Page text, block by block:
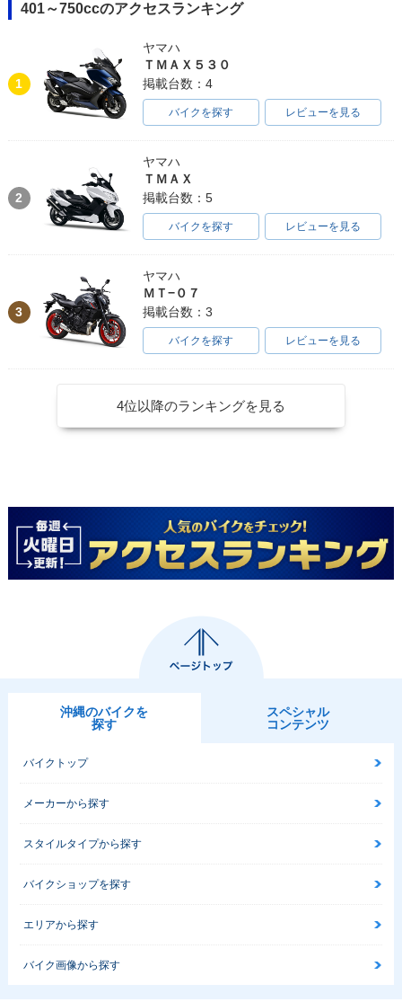
401～750ccのアクセスランキング
1
ヤマハ
ＴＭＡＸ５３０
掲載台数：4
バイクを探す レビューを見る
2
ヤマハ
ＴＭＡＸ
掲載台数：5
バイクを探す レビューを見る
3
ヤマハ
ＭＴ−０７
掲載台数：3
バイクを探す レビューを見る
4位以降のランキングを見る
沖縄のバイクを
探す
スペシャル
コンテンツ
バイクトップ
メーカーから探す
スタイルタイプから探す
バイクショップを探す
エリアから探す
バイク画像から探す